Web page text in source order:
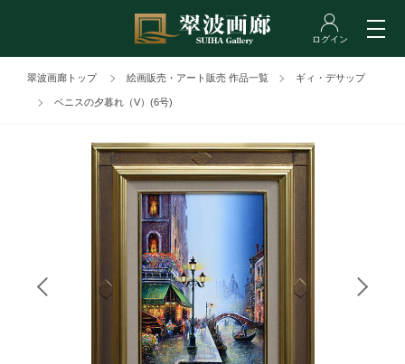
翠波画廊トップ 絵画販売・アート販売 作品一覧 ギィ・デサップ
ベニスの夕暮れ（V）(6号)